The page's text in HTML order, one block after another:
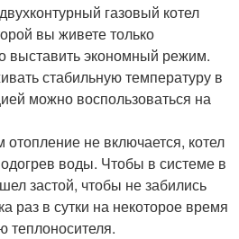
газовый котел
вы живете только
выставить экономный режим.
стабильную температуру в
можно воспользоваться на
не включается, котел
воды. Чтобы в системе в
застой, чтобы не забились
раз в сутки на некоторое время
теплоносителя.